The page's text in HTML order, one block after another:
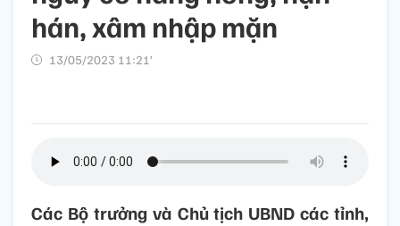
hán, xâm nhập mặn
13/05/2023 11:21’
Các Bộ trưởng và Chủ tịch UBND các tỉnh,